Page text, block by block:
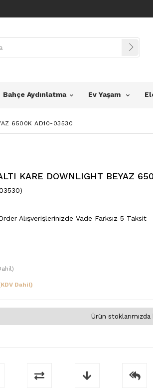
Bahçe Aydınlatma Ev Yaşam
6500K AD10-03530
KARE DOWNLIGHT BEYAZ
Alışverişlerinizde Vade Farksız 5 Taksit
Dahil)
Ürün stoklarımızda